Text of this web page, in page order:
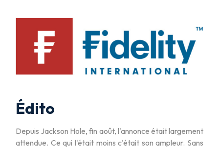
Édito
Depuis Jackson Hole, fin août, l'annonce était largement
attendue. Ce qui l'était moins c'était son ampleur. Sans